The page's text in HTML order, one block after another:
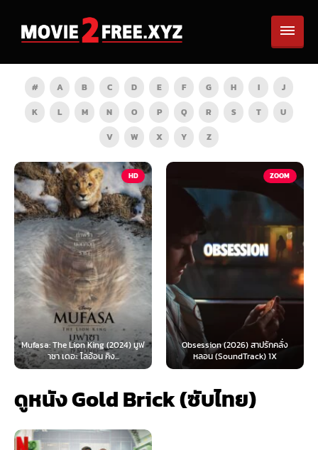
# A B C D E F G H I
J
K
L M N O P Q R S T
U
V
W X Y Z
HD
Mufasa: The Lion King (2024) มูฟ
าซา เดอะ ไลอ้อน คิง...
ZOOM
Obsession (2026) สาปรักคลั่ง
หลอน (SoundTrack) 1X
ดูหนัง Gold Brick (ซับไทย)